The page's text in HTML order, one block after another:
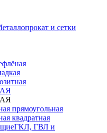
и сетки
прямоугольная
квадратная
ГКЛ, ГВЛ и